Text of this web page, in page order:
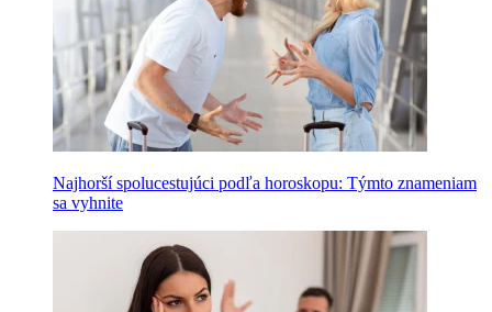
Najhorší spolucestujúci podľa horoskopu: Týmto znameniam
sa vyhnite